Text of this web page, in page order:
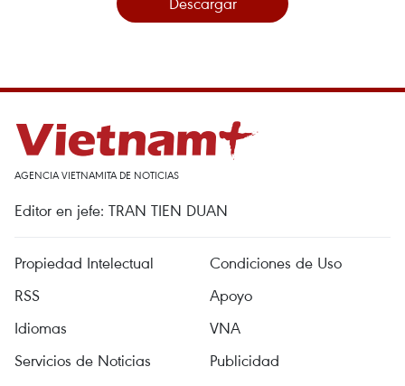
AGENCIA VIETNAMITA DE NOTICIAS
Editor en jefe: TRAN TIEN DUAN
Propiedad Intelectual
Condiciones de Uso
RSS
Apoyo
Idiomas
VNA
Servicios de Noticias
Publicidad